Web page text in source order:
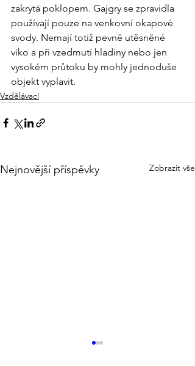
zakrytá poklopem. Gajgry se zpravidla
používají pouze na venkovní okapové
svody. Nemají totiž pevně utěsněné
víko a při vzedmutí hladiny nebo jen
vysokém průtoku by mohly jednoduše
objekt vyplavit.
Vzdělávací
Nejnovější příspěvky Zobrazit vše